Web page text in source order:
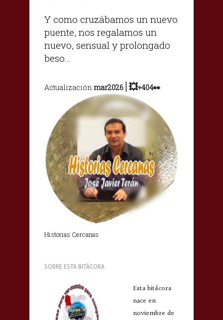
Y como cruzábamos un nuevo
puente, nos regalamos un
nuevo, sensual y prolongado
beso...
Actualización mar2026 |💥+404👀
Historias Cercanas
SOBRE ESTA BITÁCORA
Esta bitácora
nace en
noviembre de